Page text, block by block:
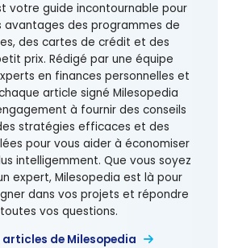
votre guide incontournable pour
avantages des programmes de
des cartes de crédit et des
prix. Rédigé par une équipe
en finances personnelles et
article signé Milesopedia
à fournir des conseils
stratégies efficaces et des
pour vous aider à économiser
intelligemment. Que vous soyez
expert, Milesopedia est là pour
dans vos projets et répondre
vos questions.
articles de Milesopedia